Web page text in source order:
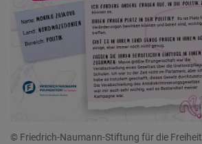
© Friedrich-Naumann-Stiftung für die Freiheit